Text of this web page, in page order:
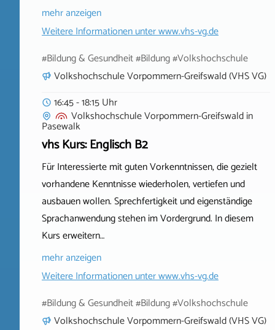
mehr anzeigen
Weitere Informationen unterwww.vhs-vg.de
#Bildung & Gesundheit #Bildung #Volkshochschule
Volkshochschule Vorpommern-Greifswald (VHS VG)
16:45 - 18:15 Uhr
Volkshochschule Vorpommern-Greifswaldin
Pasewalk
vhs Kurs: Englisch B2
Für Interessierte mit guten Vorkenntnissen, die gezielt
vorhandene Kenntnisse wiederholen, vertiefen und
ausbauen wollen. Sprechfertigkeit und eigenständige
Sprachanwendung stehen im Vordergrund. In diesem
Kurs erweitern…
mehr anzeigen
Weitere Informationen unterwww.vhs-vg.de
#Bildung & Gesundheit #Bildung #Volkshochschule
Volkshochschule Vorpommern-Greifswald (VHS VG)